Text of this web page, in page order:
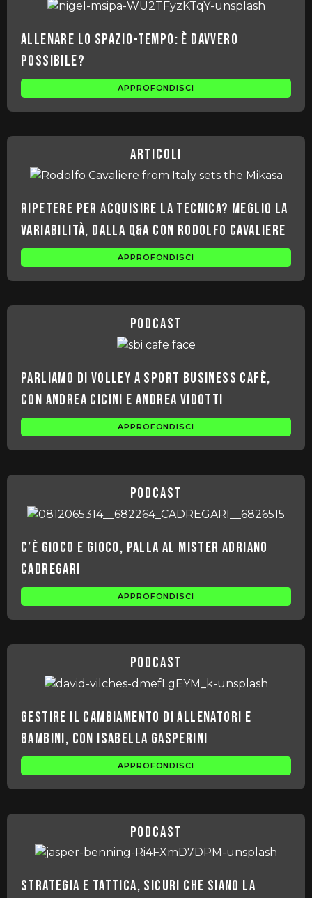
Allenare lo spazio-tempo: è davvero
possibile?
APPROFONDISCI
articoli
Ripetere per acquisire la tecnica? Meglio la
variabilità, dalla Q&A con Rodolfo Cavaliere
APPROFONDISCI
podcast
Parliamo di volley a Sport Business Cafè,
con Andrea Cicini e Andrea Vidotti
APPROFONDISCI
podcast
C’è gioco e gioco, palla al mister Adriano
Cadregari
APPROFONDISCI
podcast
Gestire il cambiamento di allenatori e
bambini, con Isabella Gasperini
APPROFONDISCI
podcast
Strategia e Tattica, sicuri che siano la